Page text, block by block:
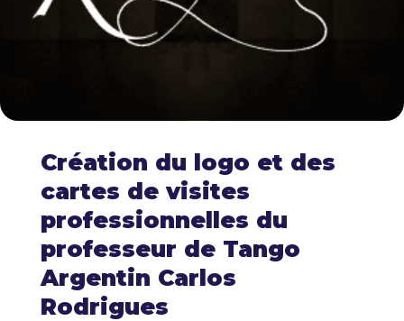
Création du logo et des
cartes de visites
professionnelles du
professeur de Tango
Argentin Carlos
Rodrigues